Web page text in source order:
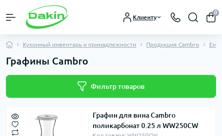
Клиенту
0
Кухонный инвентарь и принадлежности Продукция Cambro
Графины Cambro
Фильтр товаров
Графин для вина Cambro
поликарбонат 0.25 л WW250CW